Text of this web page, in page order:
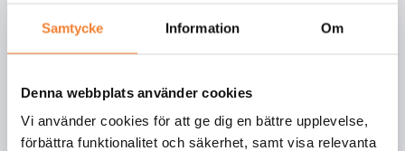
Samtycke Information Om
Denna webbplats använder cookies
Vi använder cookies för att ge dig en bättre upplevelse,
förbättra funktionalitet och säkerhet, samt visa relevanta
etiketten, grafiken, och produkten som sådan.
Det finns inga trevliga biocider. En biocid får inte vara
miljövänlig eller skonsam, oavsett vilka effekter den har eller
inte har på människor, djur eller miljö. Biocidförordningen är